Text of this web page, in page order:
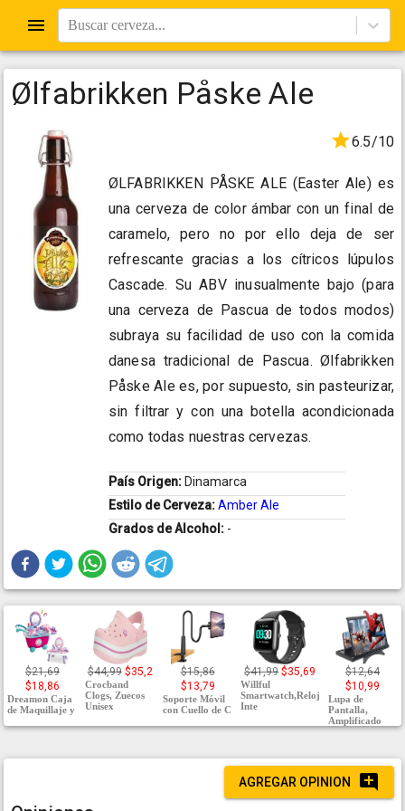
Buscar cerveza...
Ølfabrikken Påske Ale
6.5/10
ØLFABRIKKEN PÅSKE ALE (Easter Ale) es
una cerveza de color ámbar con un final de
caramelo, pero no por ello deja de ser
refrescante gracias a los cítricos lúpulos
Cascade. Su ABV inusualmente bajo (para
una cerveza de Pascua de todos modos)
subraya su facilidad de uso con la comida
danesa tradicional de Pascua. Ølfabrikken
Påske Ale es, por supuesto, sin pasteurizar,
sin filtrar y con una botella acondicionada
como todas nuestras cervezas.
País Origen: Dinamarca
Estilo de Cerveza:Amber Ale
Grados de Alcohol: -
$21,69
$18,86
Dreamon Caja
de Maquillaje y
$44,99 $35,2
Crocband
Clogs, Zuecos
Unisex
$15,86
$13,79
Soporte Móvil
con Cuello de C
$41,99 $35,69
Willful
Smartwatch,Reloj
Inte
$12,64
$10,99
Lupa de
Pantalla,
Amplificado
AGREGAR OPINION